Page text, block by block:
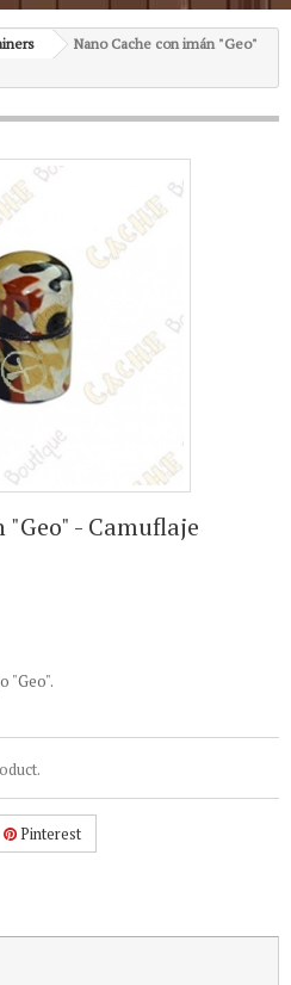
Nano Cache con imán "Geo"
- Camuflaje
"Geo".
Pinterest